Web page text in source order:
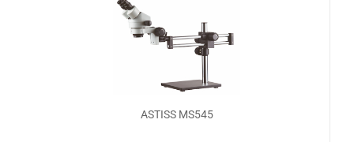
ASTISS MS545